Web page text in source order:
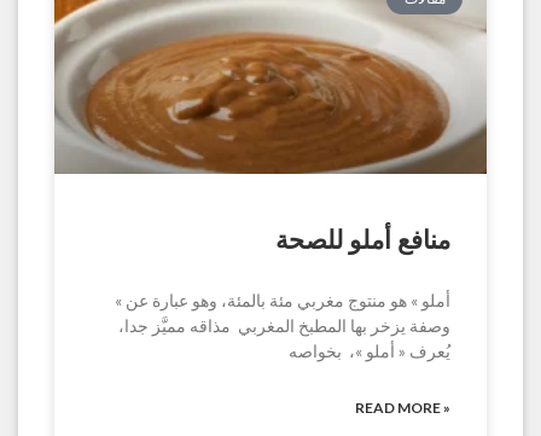
منافع أملو للصحة
« أملو » هو منتوج مغربي مئة بالمئة، وهو عبارة عن
وصفة يزخر بها المطبخ المغربي مذاقه مميَّز جدا،
يُعرف « أملو »، بخواصه
READ MORE »